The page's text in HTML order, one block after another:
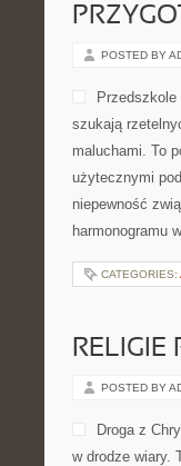
POSTED BY
szukają
maluchami. To
użytecznymi
niepewność
harmonogramu
CATEGORIES:
POSTED BY
Droga z
w drodze wiary.